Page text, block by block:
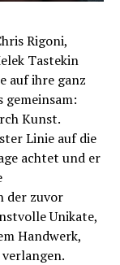
Rigoni,
Tastekin
auf ihre ganz
gemeinsam:
Kunst.
Linie auf die
achtet und er
der zuvor
Unikate,
Handwerk,